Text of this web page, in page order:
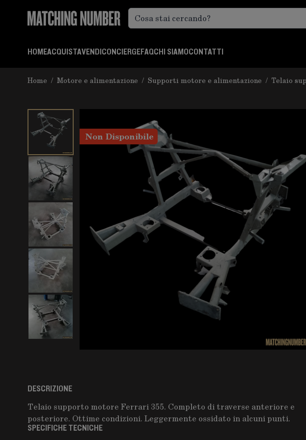
HOMEACQUISTAVENDICONCIERGEFAQCHI SIAMOCONTATTI
Home / Motore e alimentazione / Supporti motore e alimentazione / Telaio
Non Disponibile
DESCRIZIONE
Telaio supporto motore Ferrari 355. Completo di traverse anteriore e
posteriore. Ottime condizioni. Leggermente ossidato in alcuni punti.
SPECIFICHE TECNICHE